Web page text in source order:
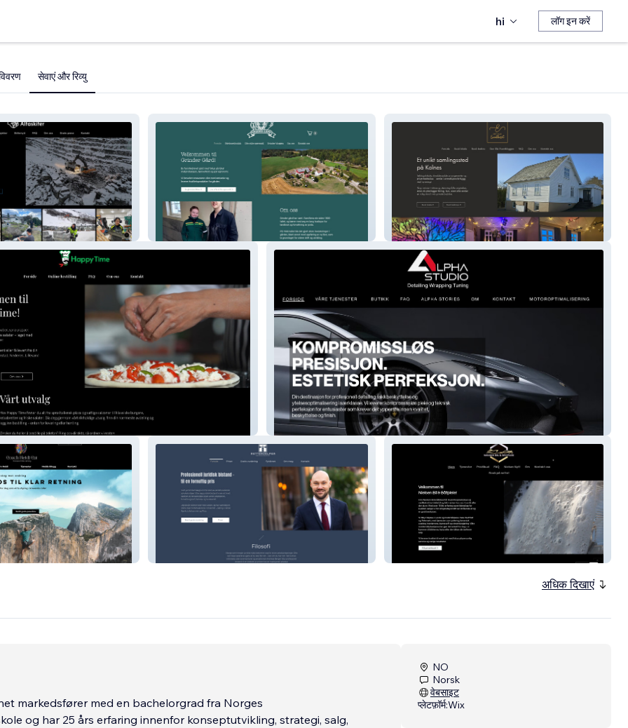
hi लॉग इन करें
सेवाएं और रिव्यु
Grinder Gård Det lille Eventhuset
As Alpha Studio Norge
Jurist A. Berger Nielsen Bil & Båt
अधिक दिखाएं
markedsfører med en bachelorgrad fra Norges
og har 25 års erfaring innenfor konseptutvikling, strategi, salg,
NO
Norsk
वेबसाइट
प्लेटफ़ॉर्म:Wix